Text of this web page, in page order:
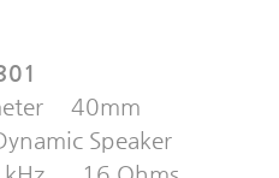
40mm
Speaker